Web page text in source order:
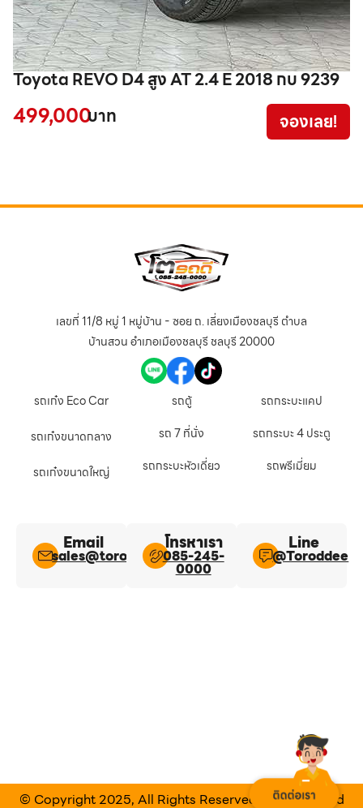
Toyota REVO D4 สูง AT 2.4 E 2018 กบ 9239
499,000บาท จองเลย!
เลขที่ 11/8 หมู่ 1 หมู่บ้าน - ซอย ถ. เลี่ยงเมืองชลบุรี ตำบล
บ้านสวน อำเภอเมืองชลบุรี ชลบุรี 20000
รถเก๋ง Eco Car
รถเก๋งขนาดกลาง
รถเก๋งขนาดใหญ่
รถตู้
รถ 7 ที่นั่ง
รถกระบะหัวเดี่ยว
รถกระบะแคป
รถกระบะ 4 ประตู
รถพรีเมี่ยม
Email
sales@toroddee.com
โทรหาเรา
085-245-
0000
Line​
@Toroddee​
© Copyright 2025, All Rights Reserved Designed and